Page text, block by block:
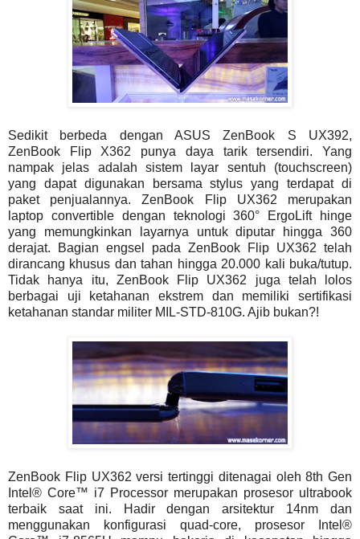
Sedikit berbeda dengan ASUS ZenBook S UX392,
ZenBook Flip X362 punya daya tarik tersendiri. Yang
nampak jelas adalah sistem layar sentuh (touchscreen)
yang dapat digunakan bersama stylus yang terdapat di
paket penjualannya. ZenBook Flip UX362 merupakan
laptop convertible dengan teknologi 360° ErgoLift hinge
yang memungkinkan layarnya untuk diputar hingga 360
derajat. Bagian engsel pada ZenBook Flip UX362 telah
dirancang khusus dan tahan hingga 20.000 kali buka/tutup.
Tidak hanya itu, ZenBook Flip UX362 juga telah lolos
berbagai uji ketahanan ekstrem dan memiliki sertifikasi
ketahanan standar militer MIL-STD-810G. Ajib bukan?!
ZenBook Flip UX362 versi tertinggi ditenagai oleh 8th Gen
Intel® Core™ i7 Processor merupakan prosesor ultrabook
terbaik saat ini. Hadir dengan arsitektur 14nm dan
menggunakan konfigurasi quad-core, prosesor Intel®